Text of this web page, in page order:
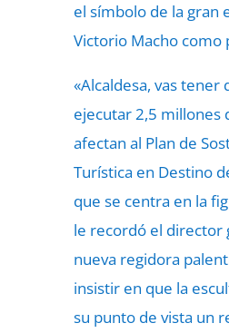
el símbolo de la gran
Victorio Macho como
«Alcaldesa, vas tener
ejecutar2,5 millones
afectan al Plan de
Turística en Destino
que se centra en la
le recordó el director
nueva regidora
insistir en que la
su punto de vista un